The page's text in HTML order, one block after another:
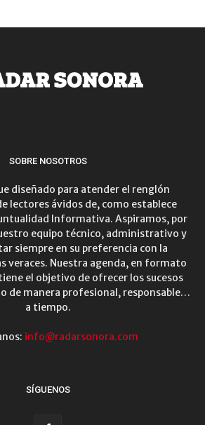
SOBRE NOSOTROS
diseñado para atender el renglón
lectores ávidos de, como establece
Informativa. Aspiramos, por
equipo técnico, administrativo y
siempre en su preferencia con la
veraces. Nuestra agenda, en formato
el objetivo de ofrecer los sucesos
de manera profesional, responsable…
a tiempo.
info@radarsonora.com
SÍGUENOS